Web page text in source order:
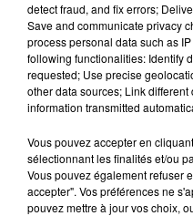
La catastrophe
Notre invité sera le
l’Homme, président
Baudouin.
La France fait part de sa
corps dans des fosses
Le ministre français des
demain au Liban.
detect fraud, and fix errors;
Save and communicate privacy
process personal data such as
following functionalities: Identify
requested; Use precise
other data sources; Link
information transmitted
Vous pouvez accepter en
sélectionnant les finalités et/ou
Vous pouvez également refuser
accepter". Vos préférences ne
pouvez mettre à jour vos choix,